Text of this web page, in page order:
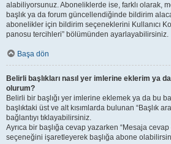
alabiliyorsunuz. Aboneliklerde ise, farklı olarak,
başlık ya da forum güncellendiğinde bildirim
abonelikler için bildirim seçeneklerini Kullanıcı
panosu tercihleri” bölümünden ayarlayabilirsiniz.
Başa dön
Belirli başlıkları nasıl yer imlerine eklerim ya
olurum?
Belirli bir başlığı yer imlerine eklemek ya da bu
başlıktaki üst ve alt kısımlarda bulunan “Başlık
bağlantıyı tıklayabilirsiniz.
Ayrıca bir başlığa cevap yazarken “Mesaja
seçeneğini işaretleyerek başlığa abone